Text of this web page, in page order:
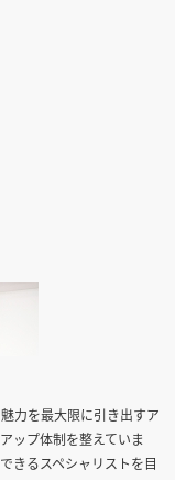
力を最大限に引き出すア
ップ体制を整えていま
きるスペシャリストを目